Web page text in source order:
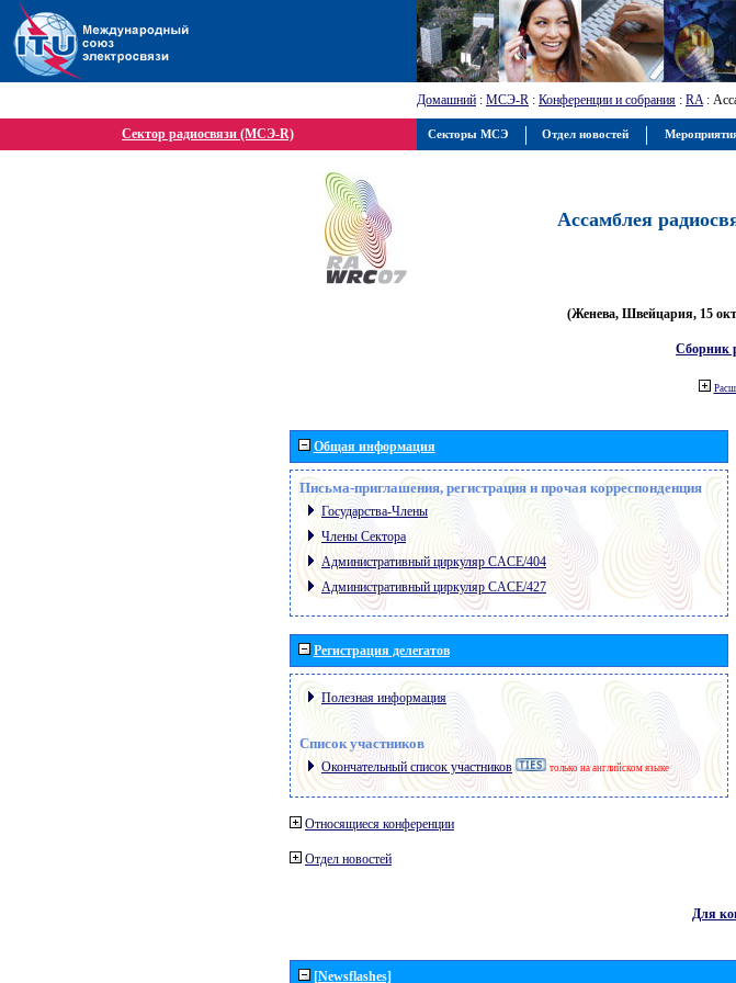
Домашний : МСЭ-R : Конференции и собрания : RA:
Сектор радиосвязи (МСЭ-R)
Ассамблея
(Женева, Швейцария, 15
Сборник
Общая информация
Письма-приглашения, регистрация и прочая корреспонденция
Государства-Члены
Члены Сектора
Административный циркуляр CACE/404
Административный циркуляр CACE/427
Регистрация делегатов
Полезная информация
Список участников
Окончательный список участников только на английском языке
Относящиеся конференции
Отдел новостей
Для
[Newsflashes]
Секторы МСЭ Отдел новостей